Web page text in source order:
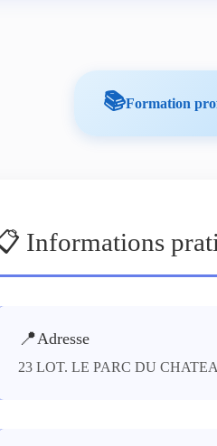
📚Formation
Informations
📍Adresse
23 LOT. LE PARC DU